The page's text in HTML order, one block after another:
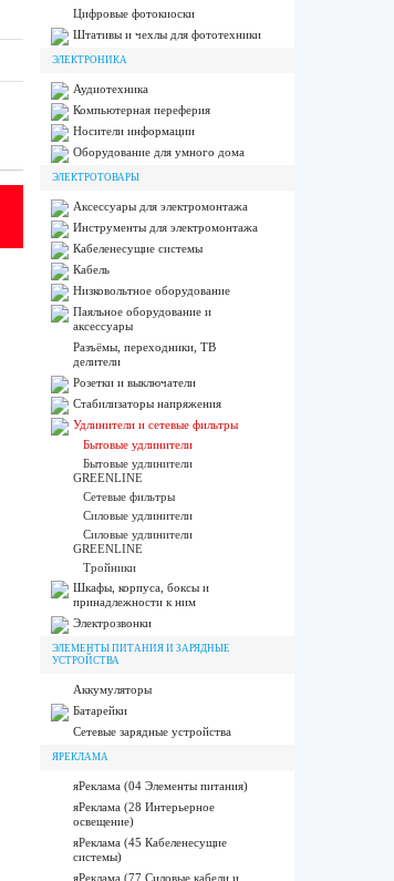
Цифровые фотокиоски
Штативы и чехлы для фототехники
ЭЛЕКТРОНИКА
Аудиотехника
Компьютерная переферия
Носители информации
Оборудование для умного дома
ЭЛЕКТРОТОВАРЫ
Аксессуары для электромонтажа
Инструменты для электромонтажа
Кабеленесущие системы
Кабель
Низковольтное оборудование
Паяльное оборудование и
аксессуары
Разъёмы, переходники, ТВ
делители
Розетки и выключатели
Стабилизаторы напряжения
Удлинители и сетевые фильтры
Бытовые удлинители
Бытовые удлинители
GREENLINE
Сетевые фильтры
Силовые удлинители
Силовые удлинители
GREENLINE
Тройники
Шкафы, корпуса, боксы и
принадлежности к ним
Электрозвонки
ЭЛЕМЕНТЫ ПИТАНИЯ И ЗАРЯДНЫЕ
УСТРОЙСТВА
Аккумуляторы
Батарейки
Сетевые зарядные устройства
ЯРЕКЛАМА
яРеклама (04 Элементы питания)
яРеклама (28 Интерьерное
освещение)
яРеклама (45 Кабеленесущие
системы)
яРеклама (77 Силовые кабели и